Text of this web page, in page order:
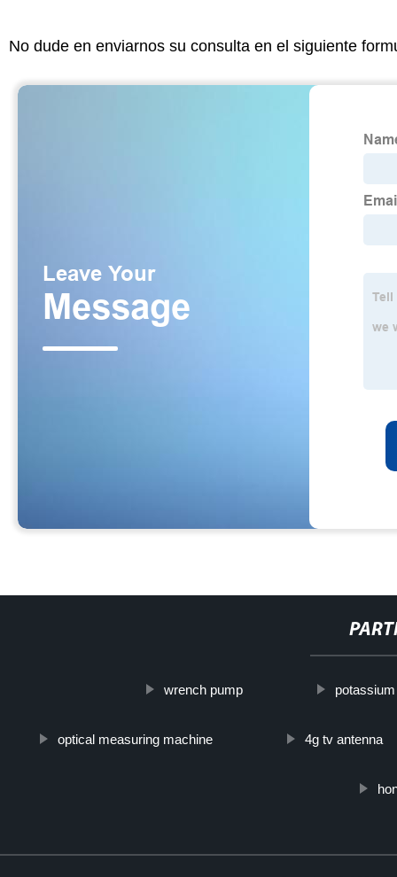
No dude en enviarnos su consulta en el siguiente
wrench pump
optical measuring machine 4g tv antenna